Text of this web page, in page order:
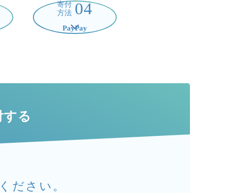
寄付
方法 04
PayPay
る
ださい。